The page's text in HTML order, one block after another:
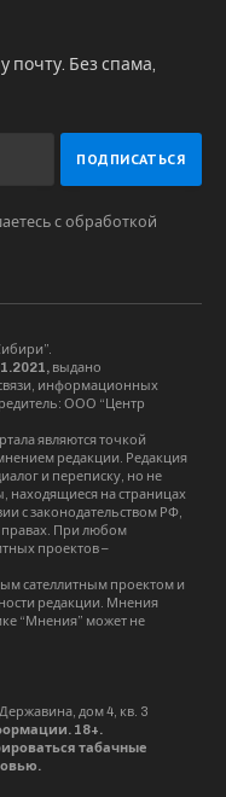
почту. Без спама,
с обработкой
выдано
информационных
ООО “Центр
являются точкой
редакции. Редакция
и переписку, но не
находящиеся на страницах
с законодательством РФ,
правах. При любом
проектов –
сателлитным проектом и
редакции. Мнения
“Мнения” может не
дом 4, кв. 3
18+.
табачные